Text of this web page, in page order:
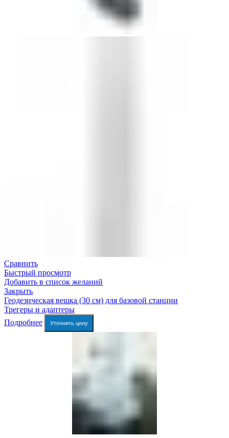
Сравнить
Быстрый просмотр
Добавить в список желаний
Закрыть
Геодезическая вешка (30 см) для базовой станции
Трегеры и адаптеры
Подробнее
Уточнить цену